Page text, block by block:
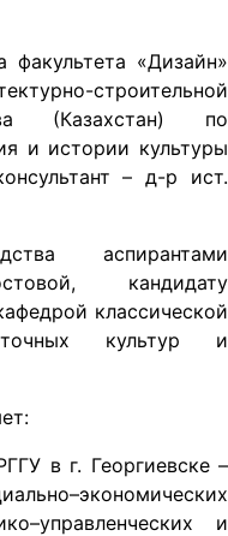
факультета «Дизайн»
строительной
(Казахстан) по
и истории культуры
– д-р ист.
аспирантами
кандидату
классической
культур и
в г. Георгиевске –
и